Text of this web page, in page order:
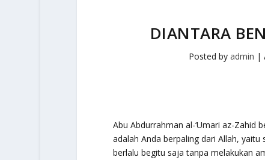
DIANTARA
Posted byadmin |
Abu Abdurrahman al-‘Umari az-Zahid
adalah Anda berpaling dari Allah,
berlalu begitu saja tanpa melakukan